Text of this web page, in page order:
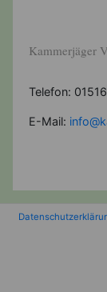
Kammerjäger
Telefon:
E-Mail: